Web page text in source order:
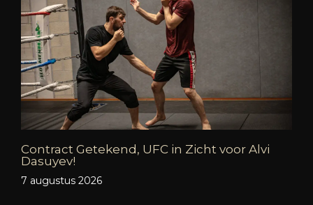
Contract Getekend, UFC in Zicht voor Alvi
Dasuyev!
7 augustus 2026